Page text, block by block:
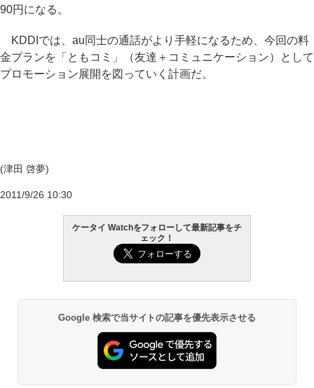
90円になる。
KDDIでは、au同士の通話がより手軽になるため、今回の料
金プランを「ともコミ」（友達＋コミュニケーション）として
プロモーション展開を図っていく計画だ。
(津田 啓夢)
2011/9/26 10:30
ケータイ Watchをフォローして最新記事をチ
ェック！
Google 検索で当サイトの記事を優先表示させる